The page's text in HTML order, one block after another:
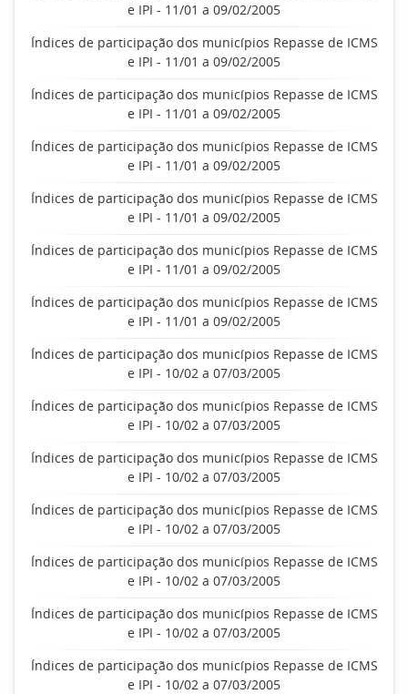
e IPI - 11/01 a 09/02/2005
Índices de participação dos municípios Repasse de ICMS
e IPI - 11/01 a 09/02/2005
Índices de participação dos municípios Repasse de ICMS
e IPI - 11/01 a 09/02/2005
Índices de participação dos municípios Repasse de ICMS
e IPI - 11/01 a 09/02/2005
Índices de participação dos municípios Repasse de ICMS
e IPI - 11/01 a 09/02/2005
Índices de participação dos municípios Repasse de ICMS
e IPI - 11/01 a 09/02/2005
Índices de participação dos municípios Repasse de ICMS
e IPI - 11/01 a 09/02/2005
Índices de participação dos municípios Repasse de ICMS
e IPI - 10/02 a 07/03/2005
Índices de participação dos municípios Repasse de ICMS
e IPI - 10/02 a 07/03/2005
Índices de participação dos municípios Repasse de ICMS
e IPI - 10/02 a 07/03/2005
Índices de participação dos municípios Repasse de ICMS
e IPI - 10/02 a 07/03/2005
Índices de participação dos municípios Repasse de ICMS
e IPI - 10/02 a 07/03/2005
Índices de participação dos municípios Repasse de ICMS
e IPI - 10/02 a 07/03/2005
Índices de participação dos municípios Repasse de ICMS
e IPI - 10/02 a 07/03/2005